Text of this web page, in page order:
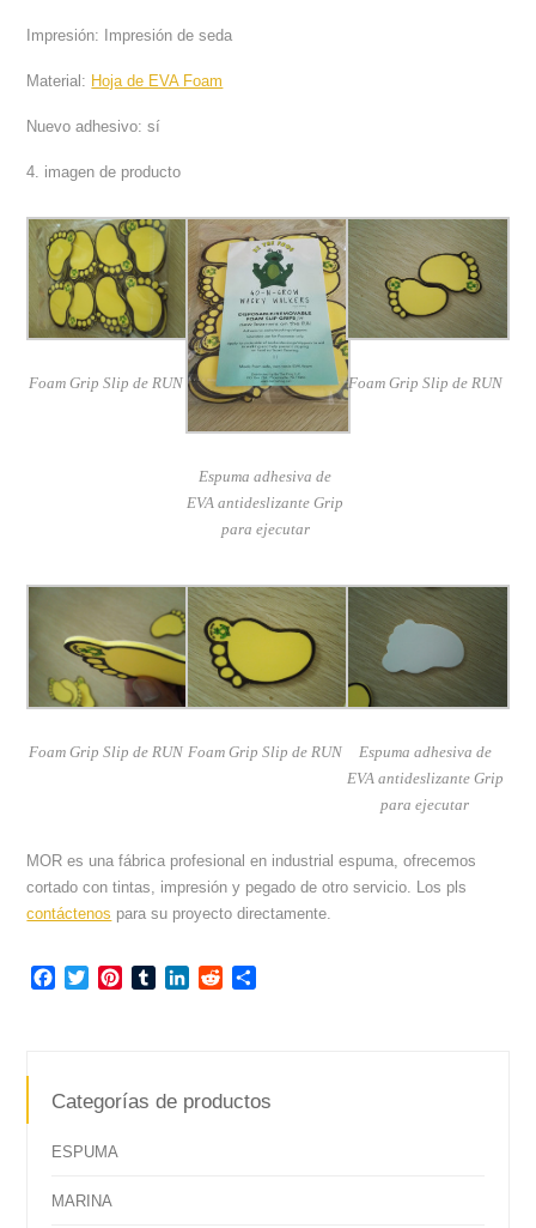
Impresión: Impresión de seda
Material: Hoja de EVA Foam
Nuevo adhesivo: sí
4. imagen de producto
Foam Grip Slip de RUN
Espuma adhesiva de
EVA antideslizante Grip
para ejecutar
Foam Grip Slip de RUN
Foam Grip Slip de RUN Foam Grip Slip de RUN
Espuma adhesiva de
EVA antideslizante Grip
para ejecutar
MOR es una fábrica profesional en industrial espuma, ofrecemos
cortado con tintas, impresión y pegado de otro servicio. Los pls
contáctenos para su proyecto directamente.
Facebook
TwitterPinterestTumblrLinkedInReddit
Categorías de productos
ESPUMA
MARINA